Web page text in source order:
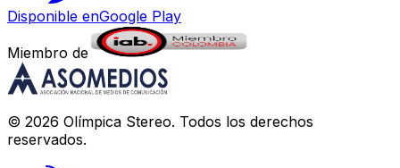
Disponible enGoogle Play
Miembro de
© 2026 Olímpica Stereo. Todos los derechos
reservados.